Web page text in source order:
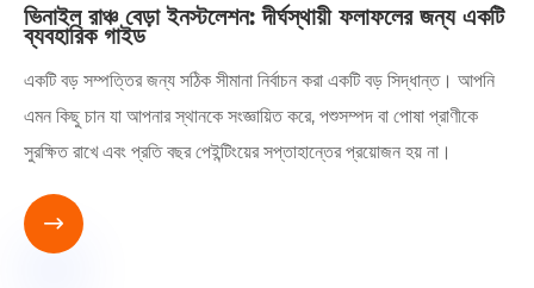
ভিনাইল রাঞ্চ বেড়া ইনস্টলেশন: দীর্ঘস্থায়ী ফলাফলের জন্য একটি
ব্যবহারিক গাইড
একটি বড় সম্পত্তির জন্য সঠিক সীমানা নির্বাচন করা একটি বড় সিদ্ধান্ত। আপনি
এমন কিছু চান যা আপনার স্থানকে সংজ্ঞায়িত করে, পশুসম্পদ বা পোষা প্রাণীকে
সুরক্ষিত রাখে এবং প্রতি বছর পেইন্টিংয়ের সপ্তাহান্তের প্রয়োজন হয় না।
